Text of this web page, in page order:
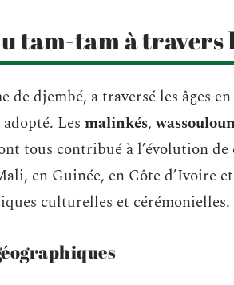
tam-tam à travers
djembé, a traversé les âges en
Les malinkés,
tous contribué à l’évolution
en Guinée, en Côte d’Ivoire
culturelles et cérémonielles.